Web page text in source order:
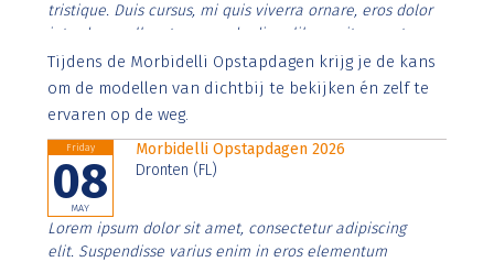
tristique. Duis cursus, mi quis viverra ornare, eros dolor
interdum nulla, ut commodo diam libero vitae erat.
Aenean faucibus nibh et justo cursus id rutrum lorem
imperdiet. Nunc ut sem vitae risus tristique posuere.
Tijdens de Morbidelli Opstapdagen krijg je de kans
om de modellen van dichtbij te bekijken én zelf te
ervaren op de weg.
Friday
08
MAY
Morbidelli Opstapdagen 2026
Dronten (FL)
Lorem ipsum dolor sit amet, consectetur adipiscing
elit. Suspendisse varius enim in eros elementum